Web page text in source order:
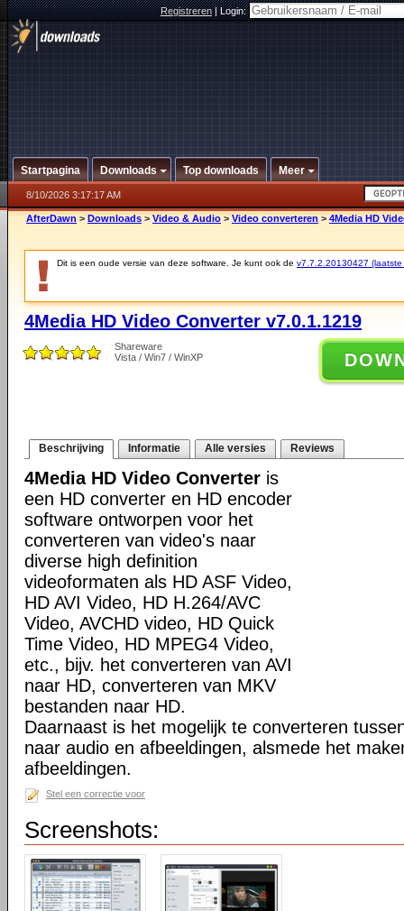
Registreren|Login:
Startpagina Downloads Top downloads Meer
8/10/2026 3:17:17 AM
AfterDawn > Downloads > Video & Audio > Video converteren > 4Media HD
Dit is een oude versie van deze software. Je kunt ook de v7.7.2.20130427 (laatste
4Media HD Video Converter v7.0.1.1219
Shareware
Vista / Win7 / WinXP
Beschrijving Informatie Alle versies Reviews
4Media HD Video Converter is
een HD converter en HD encoder
software ontworpen voor het
converteren van video's naar
diverse high definition
videoformaten als HD ASF Video,
HD AVI Video, HD H.264/AVC
Video, AVCHD video, HD Quick
Time Video, HD MPEG4 Video,
etc., bijv. het converteren van AVI
naar HD, converteren van MKV
bestanden naar HD.
Daarnaast is het mogelijk te converteren
naar audio en afbeeldingen, alsmede het
afbeeldingen.
Stel een correctie voor
Screenshots: